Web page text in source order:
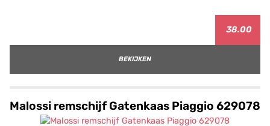
38.00
BEKIJKEN
Malossi remschijf Gatenkaas Piaggio 629078